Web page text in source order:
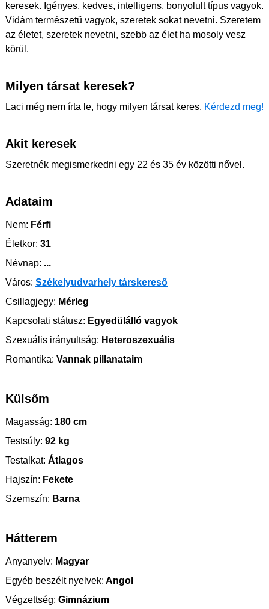
keresek. Igényes, kedves, intelligens, bonyolult típus vagyok.
Vidám természetű vagyok, szeretek sokat nevetni. Szeretem
az életet, szeretek nevetni, szebb az élet ha mosoly vesz
körül.
Milyen társat keresek?
Laci még nem írta le, hogy milyen társat keres. Kérdezd meg!
Akit keresek
Szeretnék megismerkedni egy 22 és 35 év közötti nővel.
Adataim
Nem: Férfi
Életkor: 31
Névnap: ...
Város: Székelyudvarhely társkereső
Csillagjegy: Mérleg
Kapcsolati státusz: Egyedülálló vagyok
Szexuális irányultság: Heteroszexuális
Romantika: Vannak pillanataim
Külsőm
Magasság: 180 cm
Testsúly: 92 kg
Testalkat: Átlagos
Hajszín: Fekete
Szemszín: Barna
Hátterem
Anyanyelv: Magyar
Egyéb beszélt nyelvek: Angol
Végzettség: Gimnázium